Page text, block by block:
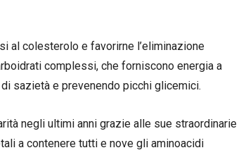
al colesterolo e favorirne l’eliminazione
complessi, che forniscono energia a
sazietà e prevenendo picchi glicemici.
negli ultimi anni grazie alle sue straordinarie
a contenere tutti e nove gli aminoacidi